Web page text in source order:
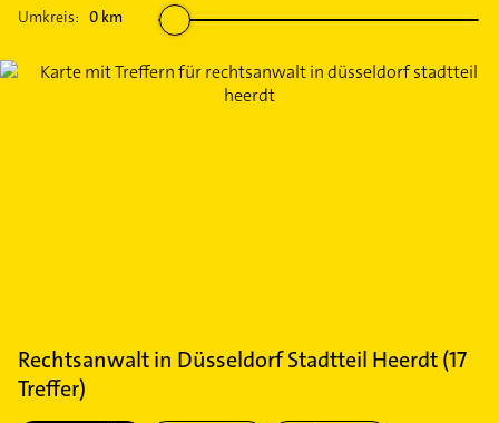
Umkreis: 0 km
Rechtsanwaltin Düsseldorf Stadtteil Heerdt(17
Treffer)